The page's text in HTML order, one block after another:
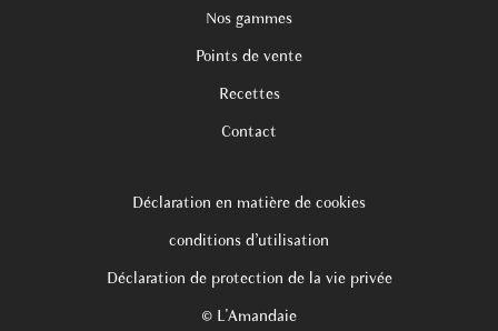
Nos gammes
Points de vente
Recettes
Contact
Déclaration en matière de cookies
conditions d’utilisation
Déclaration de protection de la vie privée
© L'Amandaie